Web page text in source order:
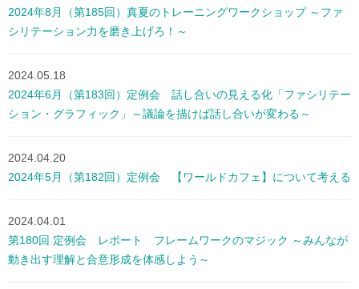
2024年8月（第185回）真夏のトレーニングワークショップ ～ファ
シリテーション力を磨き上げろ！～
2024.05.18
2024年6月（第183回）定例会 話し合いの見える化「ファシリテー
ション・グラフィック」～議論を描けば話し合いが変わる～
2024.04.20
2024年5月（第182回）定例会 【ワールドカフェ】について考える
2024.04.01
第180回 定例会 レポート フレームワークのマジック ～みんなが
動き出す理解と合意形成を体感しよう～